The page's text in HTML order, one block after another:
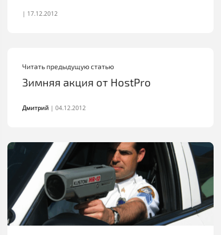
Читать предыдущую статью
Зимняя акция от HostPro
Дмитрий | 04.12.2012
| 17.12.2012